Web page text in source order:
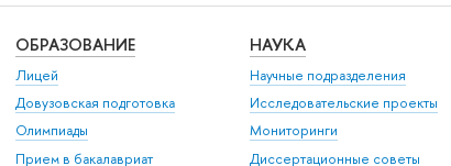
ОБРАЗОВАНИЕ
Лицей
Довузовская подготовка
Олимпиады
Прием в бакалавриат
НАУКА
Научные подразделения
Исследовательские проекты
Мониторинги
Диссертационные советы